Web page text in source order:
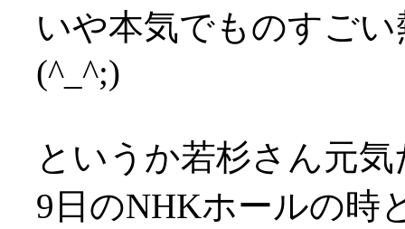
いや本気でものすご
(^_^;)
というか若杉さん元
9日のNHKホールの時